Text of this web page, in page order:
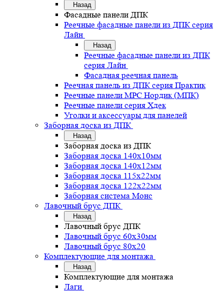
Назад
Фасадные панели ДПК
Реечные фасадные панели из ДПК серия
Лайн
Назад
Реечные фасадные панели из ДПК
серия Лайн
Фасадная реечная панель
Реечная панель из ДПК серия Практик
Реечные панели MPC Нордик (МПК)
Реечные панели серия Хдек
Уголки и аксессуары для панелей
Заборная доска из ДПК
Назад
Заборная доска из ДПК
Заборная доска 140х10мм
Заборная доска 140х12мм
Заборная доска 115х22мм
Заборная доска 122х22мм
Заборная система Монс
Лавочный брус ДПК
Назад
Лавочный брус ДПК
Лавочный брус 60х30мм
Лавочный брус 80х20
Комплектующие для монтажа
Назад
Комплектующие для монтажа
Лаги